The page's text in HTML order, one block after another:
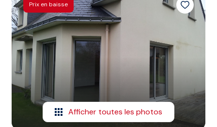
CONTACT
Prix en baisse
Afficher toutes les photos